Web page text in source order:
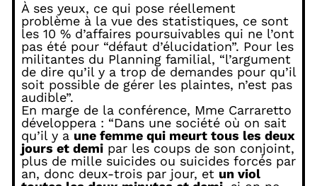
À ses yeux, ce qui pose réellement
problème à la vue des statistiques, ce sont
les 10 % d’affaires poursuivables qui ne l’ont
pas été pour “défaut d’élucidation”. Pour les
militantes du Planning familial, “l’argument
de dire qu’il y a trop de demandes pour qu’il
soit possible de gérer les plaintes, n’est pas
audible”.
En marge de la conférence, Mme Carraretto
développera : “Dans une société où on sait
qu’il y a une femme qui meurt tous les deux
jours et demipar les coups de son conjoint,
plus de mille suicides ou suicides forcés par
an, donc deux-trois par jour, et un viol